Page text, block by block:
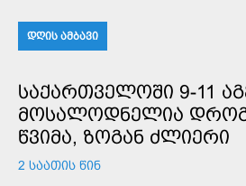
ᲓᲦᲘᲡ ᲐᲛᲑᲐᲕᲘ
ᲡᲐᲥᲐᲠᲗᲕᲔᲚᲝᲨᲘ 9-11
ᲛᲝᲡᲐᲚᲝᲓᲜᲔᲚᲘᲐ
ᲬᲕᲘᲛᲐ, ᲖᲝᲒᲐᲜ ᲫᲚᲘᲔᲠᲘ
2 ᲡᲐᲐᲗᲘᲡ ᲬᲘᲜ